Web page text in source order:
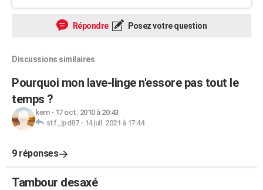
Répondre Posez votre question
Discussions similaires
Pourquoi mon lave-linge n'essore pas tout le
temps ?
kern- 17 oct. 2010 à 20:43
stf_jpd87- 14 juil. 2021 à 17:44
9 réponses
Tambour desaxé